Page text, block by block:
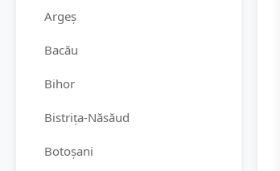
Argeș
Bacău
Bihor
Bistrița-Năsăud
Botoșani